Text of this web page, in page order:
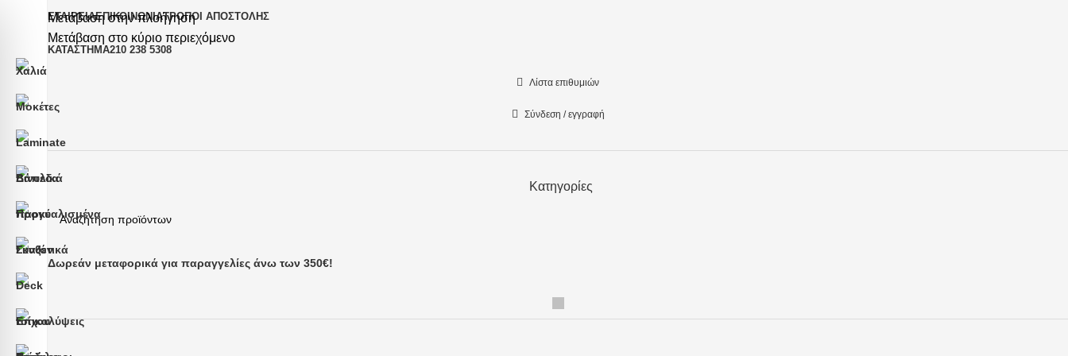
Μετάβαση στην πλοήγηση
Μετάβαση στο κύριο περιεχόμενο
ΕΤΑΙΡΕΊΑΕΠΙΚΟΙΝΩΝΊΑΤΡΌΠΟΙ ΑΠΟΣΤΟΛΉΣ
ΚΑΤΆΣΤΗΜΑ210 238 5308
Λίστα επιθυμιών
Σύνδεση / εγγραφή
Κατηγορίες
Δωρεάν μεταφορικά για παραγγελίες άνω των 350€!